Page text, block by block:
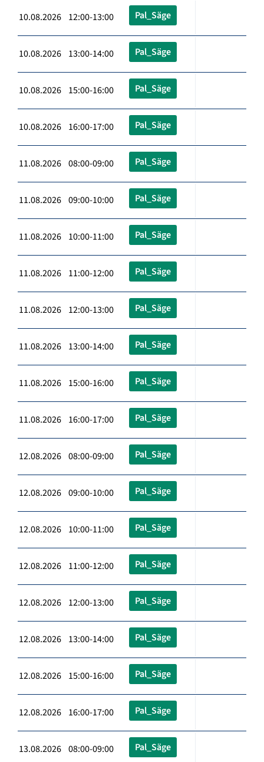
10.08.2026 12:00-13:00 Pal_Säge
10.08.2026 13:00-14:00 Pal_Säge
10.08.2026 15:00-16:00 Pal_Säge
10.08.2026 16:00-17:00 Pal_Säge
11.08.2026 08:00-09:00 Pal_Säge
11.08.2026 09:00-10:00 Pal_Säge
11.08.2026 10:00-11:00 Pal_Säge
11.08.2026 11:00-12:00 Pal_Säge
11.08.2026 12:00-13:00 Pal_Säge
11.08.2026 13:00-14:00 Pal_Säge
11.08.2026 15:00-16:00 Pal_Säge
11.08.2026 16:00-17:00 Pal_Säge
12.08.2026 08:00-09:00 Pal_Säge
12.08.2026 09:00-10:00 Pal_Säge
12.08.2026 10:00-11:00 Pal_Säge
12.08.2026 11:00-12:00 Pal_Säge
12.08.2026 12:00-13:00 Pal_Säge
12.08.2026 13:00-14:00 Pal_Säge
12.08.2026 15:00-16:00 Pal_Säge
12.08.2026 16:00-17:00 Pal_Säge
13.08.2026 08:00-09:00 Pal_Säge